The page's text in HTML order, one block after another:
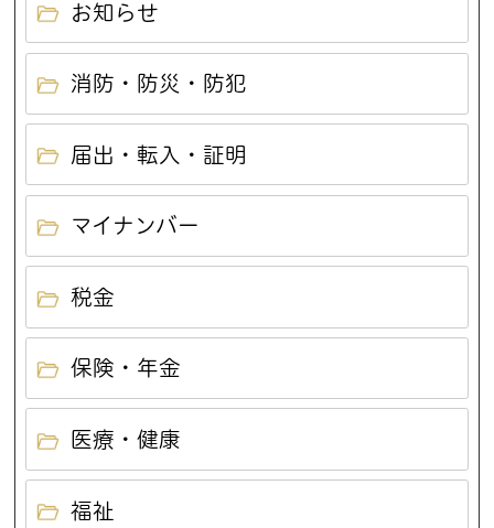
お知らせ
消防・防災・防犯
届出・転入・証明
マイナンバー
税金
保険・年金
医療・健康
福祉